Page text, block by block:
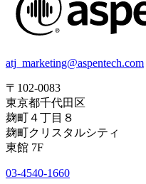
atj_marketing@aspentech.com
〒102-0083
東京都千代田区
麹町４丁目８
麹町クリスタルシティ
東館 7F
03-4540-1660